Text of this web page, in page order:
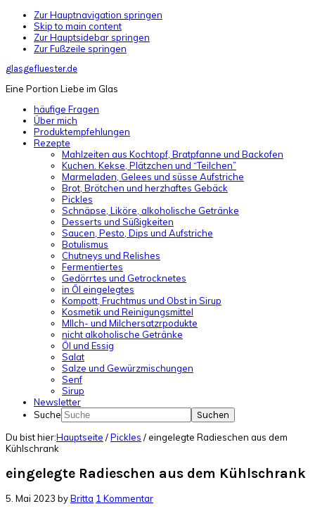
Zur Hauptnavigation springen
Skip to main content
Zur Hauptsidebar springen
Zur Fußzeile springen
glasgefluester.de
Eine Portion Liebe im Glas
häufige Fragen
Über mich
Produktempfehlungen
Rezepte
Mahlzeiten aus Kochtopf, Bratpfanne und Backofen
Kuchen. Kekse, Plätzchen und “Teilchen”
Marmeladen, Gelees und süsse Aufstriche
Brot, Brötchen und herzhaftes Gebäck
Pickles
Schnäpse, Liköre, alkoholische Getränke
Desserts und Süßigkeiten
Saucen, Pesto, Dips und Aufstriche
Botulismus
Chutneys und Relishes
Fermentiertes
Gedörrtes und Getrocknetes
in Öl eingelegtes
Kompott, Fruchtmus und Obst in Sirup
Kosmetik und Reinigungsmittel
MIlch- und Milchersatzrpodukte
nicht alkoholische Getränke
Öl und Essig
Salat
Salze und Gewürzmischungen
Senf
Sirup
Newsletter
Suche
Du bist hier:Hauptseite /Pickles /eingelegte Radieschen aus dem
Kühlschrank
eingelegte Radieschen aus dem Kühlschrank
5. Mai 2023 byBritta 1 Kommentar